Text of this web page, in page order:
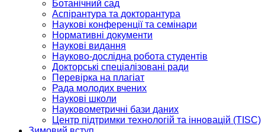
Ботанічний сад
Аспірантура та докторантура
Наукові конференції та семінари
Нормативні документи
Наукові видання
Науково-дослідна робота студентів
Докторські спеціалізовані ради
Перевірка на плагіат
Рада молодих вчених
Наукові школи
Науковометричні бази даних
Центр підтримки технологій та інновацій (TISC)